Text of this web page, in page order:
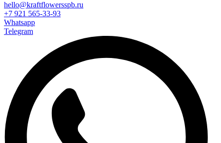
hello@kraftflowersspb.ru
+7 921 565-33-93
Whatsapp
Telegram